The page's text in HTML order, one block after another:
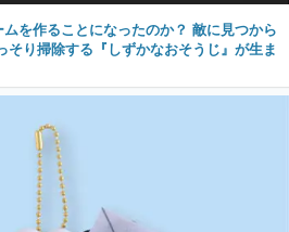
を作ることになったのか？ 敵に見つから
り掃除する『しずかなおそうじ』が生ま